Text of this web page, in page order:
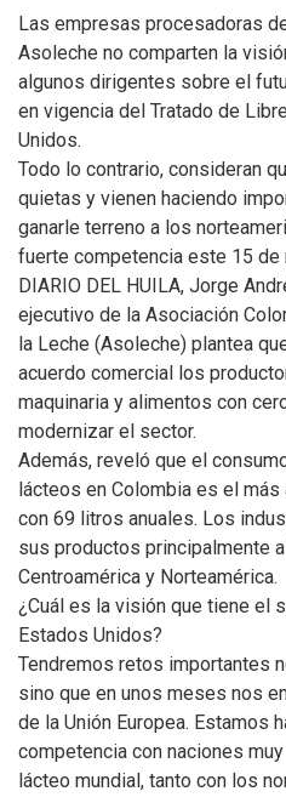
Las empresas procesadoras
Asoleche no comparten la
algunos dirigentes sobre el
en vigencia del Tratado de
Unidos.
Todo lo contrario, consideran
quietas y vienen haciendo
ganarle terreno a los
fuerte competencia este 15 de
DIARIO DEL HUILA, Jorge
ejecutivo de la Asociación
la Leche (Asoleche) plantea
acuerdo comercial los
maquinaria y alimentos con
modernizar el sector.
Además, reveló que el
lácteos en Colombia es el
con 69 litros anuales. Los
sus productos principalmente
Centroamérica y Norteamérica.
¿Cuál es la visión que tiene el
Estados Unidos?
Tendremos retos importantes
sino que en unos meses nos
de la Unión Europea. Estamos
competencia con naciones
lácteo mundial, tanto con los